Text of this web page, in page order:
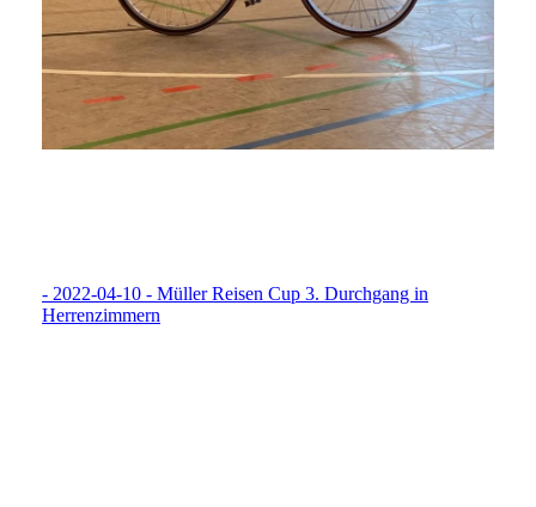
- 2022-04-10 - Müller Reisen Cup 3. Durchgang in
Herrenzimmern